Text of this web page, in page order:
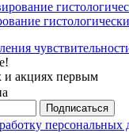
и акциях первым
персональных